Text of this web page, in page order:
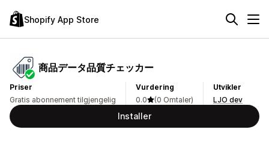
Shopify App Store
商品データ品質チェッカー
Priser
Gratis abonnement tilgjengelig
Vurdering
0.0
(0 Omtaler)
Utvikler
LJO dev
Installer